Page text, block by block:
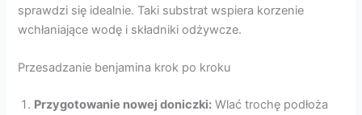
sprawdzi się idealnie. Taki substrat wspiera korzenie
wchłaniające wodę i składniki odżywcze.
Przesadzanie benjamina krok po kroku
Przygotowanie nowej doniczki: Wlać trochę podłoża